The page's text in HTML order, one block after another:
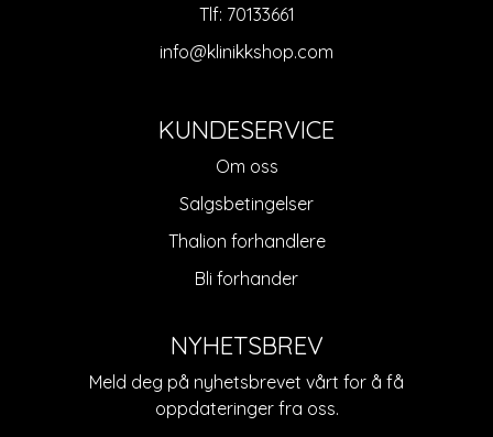
Tlf: 70133661
info@klinikkshop.com
KUNDESERVICE
Om oss
Salgsbetingelser
Thalion forhandlere
Bli forhander
NYHETSBREV
Meld deg på nyhetsbrevet vårt for å få
oppdateringer fra oss.